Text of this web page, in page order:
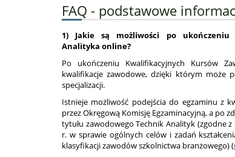
FAQ - podstawowe
1) Jakie są możliwości po ukończeniu
Analityka online?
Po ukończeniu Kwalifikacyjnych Kursów
kwalifikacje zawodowe, dzięki którym może
specjalizacji.
Istnieje możliwość podejścia do egzaminu z
przez Okręgową Komisję Egzaminacyjną, a po
tytułu zawodowego Technik Analityk (zgodne
r. w sprawie ogólnych celów i zadań
klasyfikacji zawodów szkolnictwa branżowego) (